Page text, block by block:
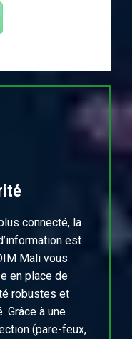
connecté, la
est
Mali vous
en place de
robustes et
Grâce à une
(pare-feux,